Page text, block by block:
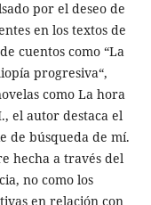
por el deseo de
en los textos de
cuentos como “La
progresiva“,
como La hora
el autor destaca el
de búsqueda de mí.
hecha a través del
no como los
en relación con